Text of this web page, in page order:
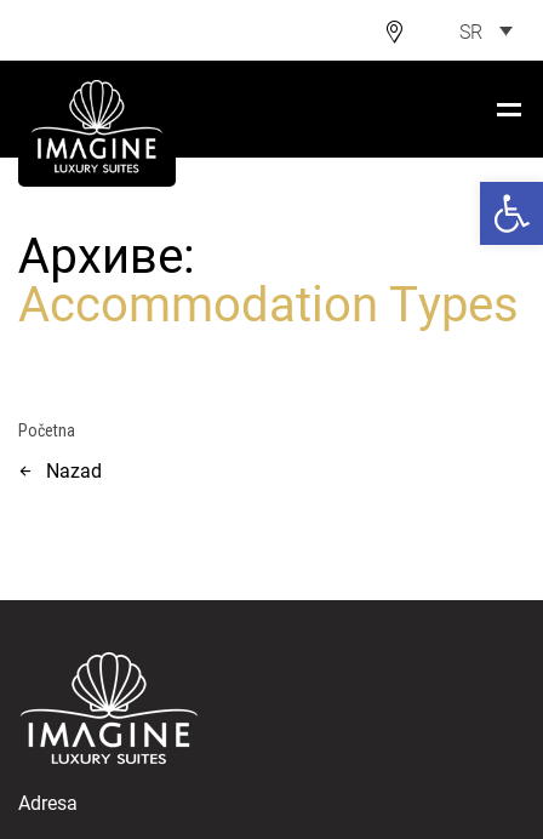
SR
Архиве:
Accommodation Types
Početna
Nazad
Adresa